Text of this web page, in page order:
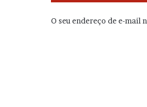
O seu endereço de e-mail